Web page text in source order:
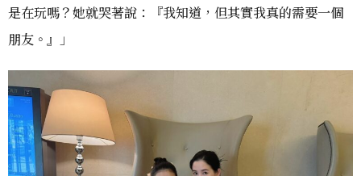
是在玩嗎？她就哭著說：『我知道，但其實我真的需要一個
朋友。』」